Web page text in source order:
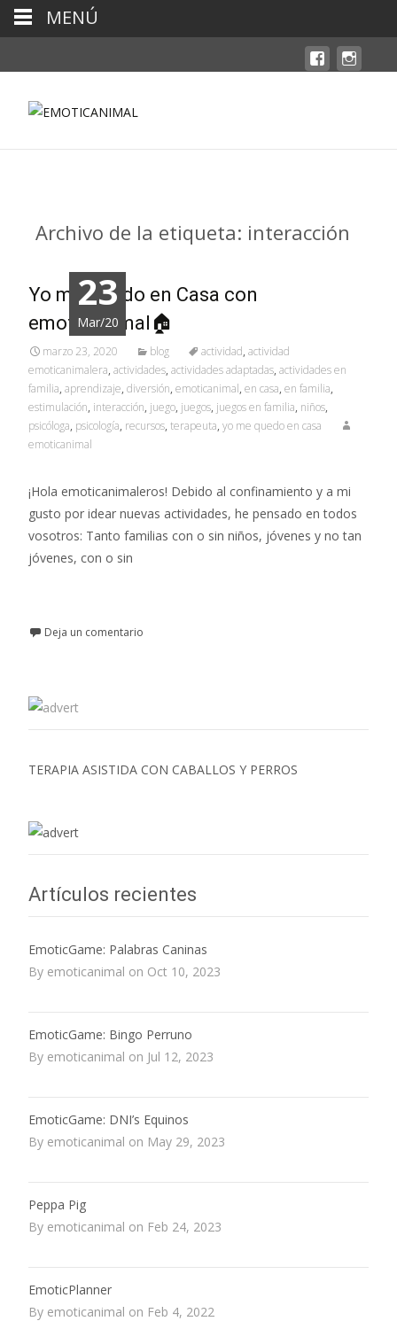
Archivo de la etiqueta: interacción
23
Mar/20
Yo me Quedo en Casa con
emoticanimal🏠
marzo 23, 2020 blog actividad, actividad
emoticanimalera, actividades, actividades adaptadas, actividades en
familia, aprendizaje, diversión, emoticanimal, en casa, en familia,
estimulación, interacción, juego, juegos, juegos en familia, niños,
psicóloga, psicología, recursos, terapeuta, yo me quedo en casa
emoticanimal
¡Hola emoticanimaleros! Debido al confinamiento y a mi
gusto por idear nuevas actividades, he pensado en todos
vosotros: Tanto familias con o sin niños, jóvenes y no tan
jóvenes, con o sin
Deja un comentario
TERAPIA ASISTIDA CON CABALLOS Y PERROS
Artículos recientes
EmoticGame: Palabras Caninas
By emoticanimal on Oct 10, 2023
EmoticGame: Bingo Perruno
By emoticanimal on Jul 12, 2023
EmoticGame: DNI’s Equinos
By emoticanimal on May 29, 2023
Peppa Pig
By emoticanimal on Feb 24, 2023
EmoticPlanner
By emoticanimal on Feb 4, 2022
MENÚ